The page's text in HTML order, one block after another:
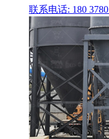
联系电话: 180 3780